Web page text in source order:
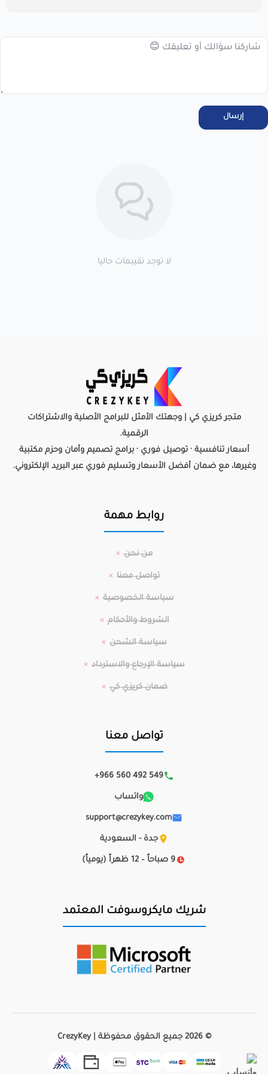
والاسترجاع فى المتجر ، واتعهد باستخدام المنتجات . خلال 7 أيام من
الاستلام لضمان التف...
إرسال
لا توجد تقييمات حاليا
متجر كريزي كي | وجهتك الأمثل للبرامج الأصلية والاشتراكات
الرقمية.
أسعار تنافسية · توصيل فوري · برامج تصميم وأمان وحزم مكتبية
وغيرها، مع ضمان أفضل الأسعار وتسليم فوري عبر البريد الإلكتروني.
روابط مهمة
من نحن
تواصل معنا
سياسة الخصوصية
الشروط والأحكام
سياسة الشحن
سياسة الإرجاع والاسترداد
ضمان كريزي كي
تواصل معنا
+966 560 492 549
واتساب
support@crezykey.com
جدة - السعودية
9 صباحاً – 12 ظهراً (يومياً)
شريك مايكروسوفت المعتمد
© 2026 جميع الحقوق محفوظة | CrezyKey